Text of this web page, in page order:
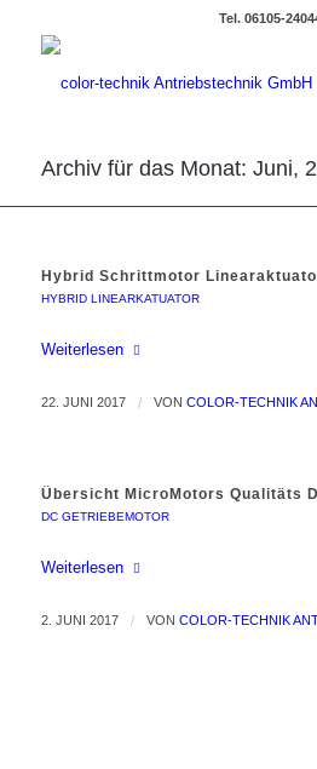
Tel. 06105-
Archiv für das Monat: Juni,
Hybrid Schrittmotor
HYBRID LINEARKATUATOR
Weiterlesen
22. JUNI 2017 / VON COLOR-TECHNIK
Übersicht MicroMotors Qualitäts
DC GETRIEBEMOTOR
Weiterlesen
2. JUNI 2017 / VON COLOR-TECHNIK